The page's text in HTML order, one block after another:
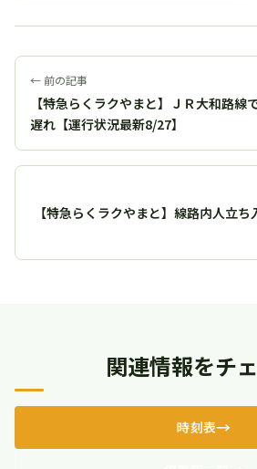
← 前の記事
【特急らくラクやまと】ＪＲ大和路
遅れ【運行状況最新8/27】
【特急らくラクやまと】線路内人立
関連情報をチ
時刻表